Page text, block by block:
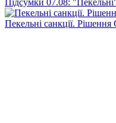
Підсумки 07.08:
Пекельні санкції.